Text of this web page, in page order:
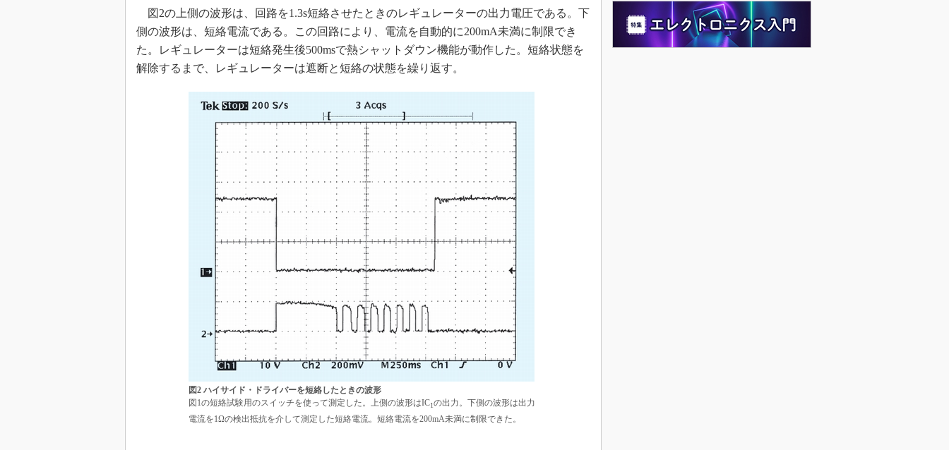
図2の上側の波形は、回路を1.3s短絡させたときのレギュレーターの出力電圧である。下
側の波形は、短絡電流である。この回路により、電流を自動的に200mA未満に制限でき
た。レギュレーターは短絡発生後500msで熱シャットダウン機能が動作した。短絡状態を
解除するまで、レギュレーターは遮断と短絡の状態を繰り返す。
図2 ハイサイド・ドライバーを短絡したときの波形
図1の短絡試験用のスイッチを使って測定した。上側の波形はIC1の出力。下側の波形は出力
電流を1Ωの検出抵抗を介して測定した短絡電流。短絡電流を200mA未満に制限できた。